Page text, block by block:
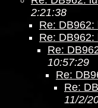
2:21:38
Re: DB962:
Re: DB962:
Re:
10:57:29
Re:
Re:
11/2/